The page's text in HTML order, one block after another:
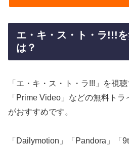
エ・キ・ス・ト・ラ!!!
は？
「エ・キ・ス・ト・ラ!!!」を視
「Prime Video」などの無料ト
がおすすめです。
「Dailymotion」「Pandora」「